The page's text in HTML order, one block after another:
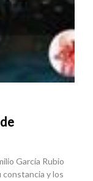
García Rubio
constancia y los